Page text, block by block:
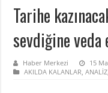
Tarihe
sevdiğine veda
Haber Merkezi
15
AKILDA KALANLAR,ANALİZ